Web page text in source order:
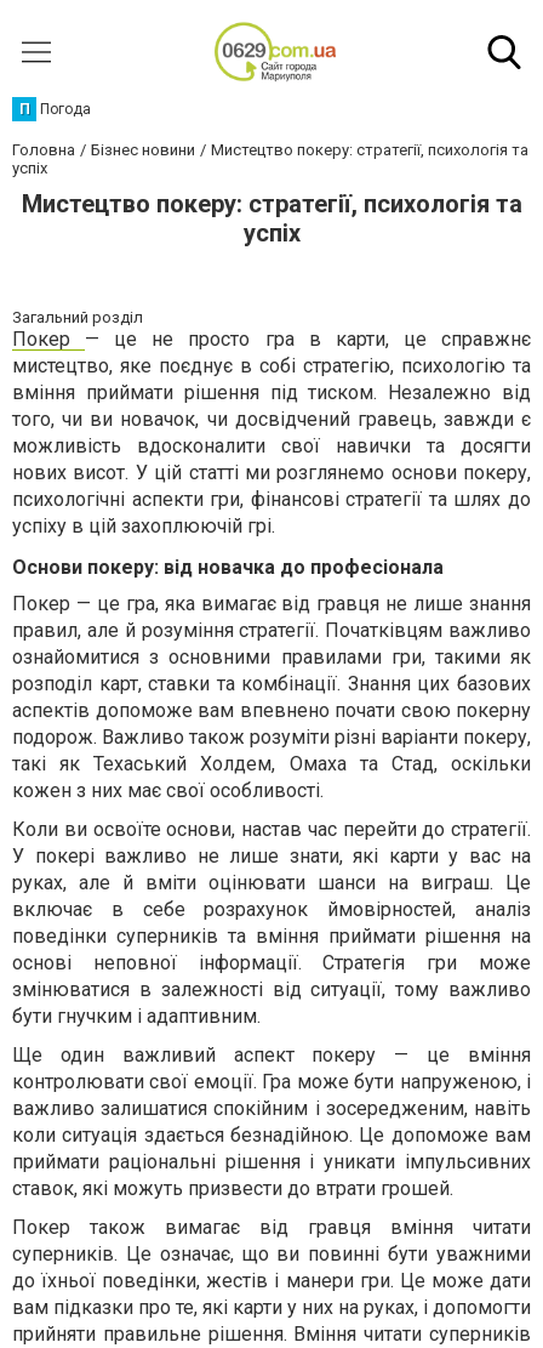
П Погода
Головна Бізнес новини
Мистецтво покеру: стратегії, психологія та
успіх
Мистецтво покеру: стратегії, психологія та
успіх
Загальний розділ
Покер — це не просто гра в карти, це справжнє
мистецтво, яке поєднує в собі стратегію, психологію та
вміння приймати рішення під тиском. Незалежно від
того, чи ви новачок, чи досвідчений гравець, завжди є
можливість вдосконалити свої навички та досягти
нових висот. У цій статті ми розглянемо основи покеру,
психологічні аспекти гри, фінансові стратегії та шлях до
успіху в цій захоплюючій грі.
Основи покеру: від новачка до професіонала
Покер — це гра, яка вимагає від гравця не лише знання
правил, але й розуміння стратегії. Початківцям важливо
ознайомитися з основними правилами гри, такими як
розподіл карт, ставки та комбінації. Знання цих базових
аспектів допоможе вам впевнено почати свою покерну
подорож. Важливо також розуміти різні варіанти покеру,
такі як Техаський Холдем, Омаха та Стад, оскільки
кожен з них має свої особливості.
Коли ви освоїте основи, настав час перейти до стратегії.
У покері важливо не лише знати, які карти у вас на
руках, але й вміти оцінювати шанси на виграш. Це
включає в себе розрахунок ймовірностей, аналіз
поведінки суперників та вміння приймати рішення на
основі неповної інформації. Стратегія гри може
змінюватися в залежності від ситуації, тому важливо
бути гнучким і адаптивним.
Ще один важливий аспект покеру — це вміння
контролювати свої емоції. Гра може бути напруженою, і
важливо залишатися спокійним і зосередженим, навіть
коли ситуація здається безнадійною. Це допоможе вам
приймати раціональні рішення і уникати імпульсивних
ставок, які можуть призвести до втрати грошей.
Покер також вимагає від гравця вміння читати
суперників. Це означає, що ви повинні бути уважними
до їхньої поведінки, жестів і манери гри. Це може дати
вам підказки про те, які карти у них на руках, і допомогти
прийняти правильне рішення. Вміння читати суперників